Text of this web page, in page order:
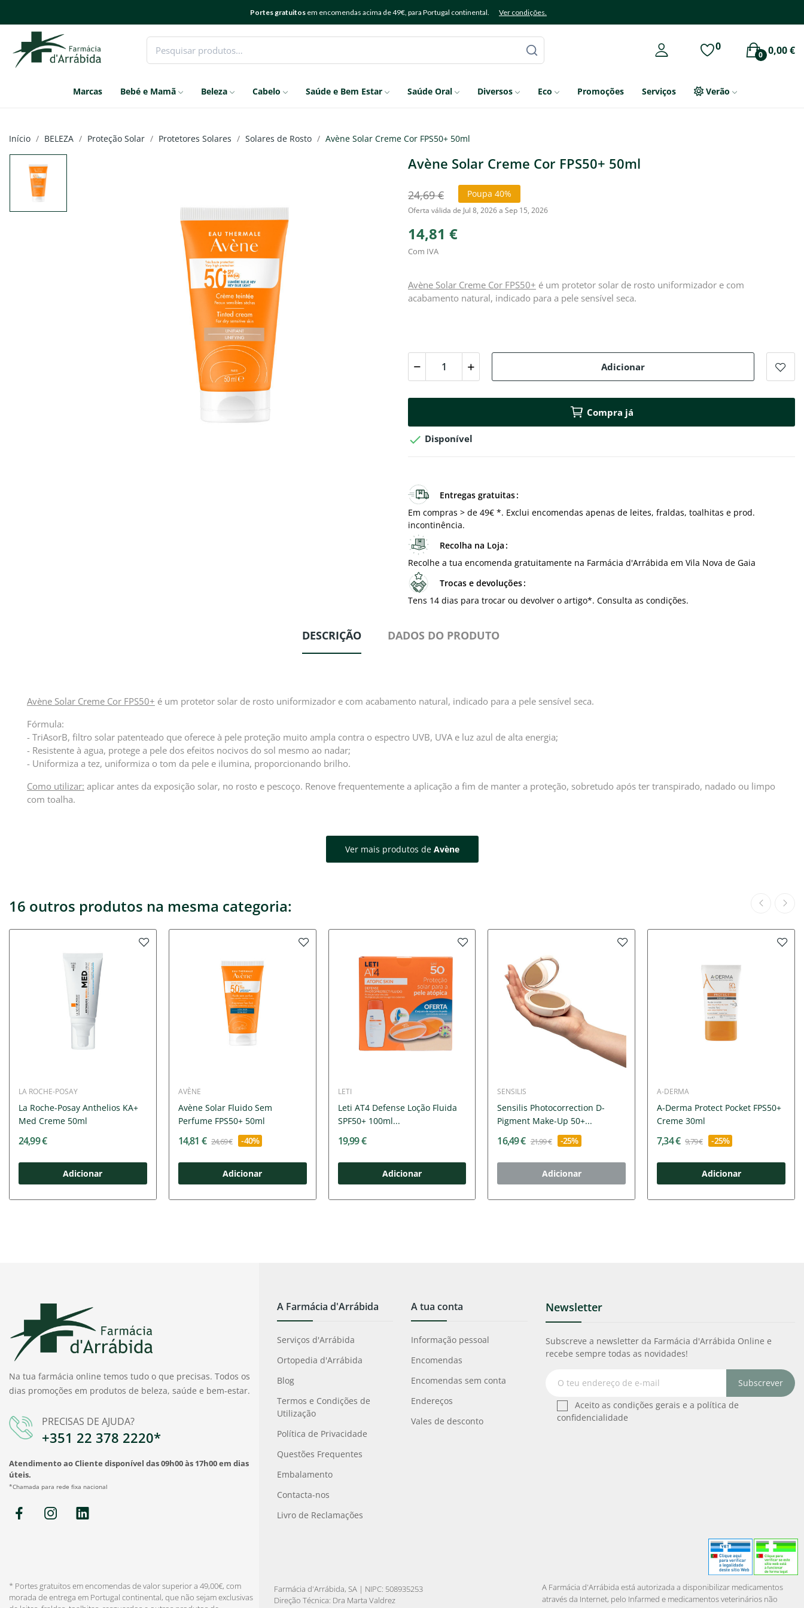
Portes gratuitos em encomendas acima de 49€, para Portugal continental. Ver condições.
0 0,00 €
0
Marcas Bebé e Mamã Beleza Cabelo Saúde e Bem Estar Saúde Oral Diversos Eco Promoções Serviços Verão
Início BELEZA Proteção Solar Protetores Solares Solares de Rosto Avène Solar Creme Cor FPS50+ 50ml
Avène Solar Creme Cor FPS50+ 50ml
24,69 € Poupa 40%
Oferta válida de Jul 8, 2026 a Sep 15, 2026
14,81 €
Com IVA
Avène Solar Creme Cor FPS50+ é um protetor solar de rosto uniformizador e com
acabamento natural, indicado para a pele sensível seca.
Adicionar
Compra já
 Disponível
Entregas gratuitas
Em compras > de 49€ *. Exclui encomendas apenas de leites, fraldas, toalhitas e prod.
incontinência.
Recolha na Loja
Recolhe a tua encomenda gratuitamente na Farmácia d'Arrábida em Vila Nova de Gaia
Trocas e devoluções
Tens 14 dias para trocar ou devolver o artigo*. Consulta as condições.
DESCRIÇÃO DADOS DO PRODUTO
Avène Solar Creme Cor FPS50+ é um protetor solar de rosto uniformizador e com acabamento natural, indicado para a pele sensível seca.
Fórmula:
- TriAsorB, filtro solar patenteado que oferece à pele proteção muito ampla contra o espectro UVB, UVA e luz azul de alta energia;
- Resistente à agua, protege a pele dos efeitos nocivos do sol mesmo ao nadar;
- Uniformiza a tez, uniformiza o tom da pele e ilumina, proporcionando brilho.
Como utilizar: aplicar antes da exposição solar, no rosto e pescoço. Renove frequentemente a aplicação a fim de manter a proteção, sobretudo após ter transpirado, nadado ou limpo
com toalha.
Ver mais produtos de Avène
16 outros produtos na mesma categoria:
LA ROCHE-POSAY
La Roche-Posay Anthelios KA+
Med Creme 50ml
24,99 €
Adicionar
AVÈNE
Avène Solar Fluido Sem
Perfume FPS50+ 50ml
14,81 € 24,69 € -40%
Adicionar
LETI
Leti AT4 Defense Loção Fluida
SPF50+ 100ml...
19,99 €
Adicionar
SENSILIS
Sensilis Photocorrection D-
Pigment Make-Up 50+...
16,49 € 21,99 € -25%
Adicionar
A-DERMA
A-Derma Protect Pocket FPS50+
Creme 30ml
7,34 € 9,79 € -25%
Adicionar
Na tua farmácia online temos tudo o que precisas. Todos os
dias promoções em produtos de beleza, saúde e bem-estar.
PRECISAS DE AJUDA?
+351 22 378 2220*
Atendimento ao Cliente disponível das 09h00 às 17h00 em dias
úteis.
*Chamada para rede fixa nacional
A Farmácia d'Arrábida
Serviços d'Arrábida
Ortopedia d'Arrábida
Blog
Termos e Condições de
Utilização
Política de Privacidade
Questões Frequentes
Embalamento
Contacta-nos
Livro de Reclamações
A tua conta
Informação pessoal
Encomendas
Encomendas sem conta
Endereços
Vales de desconto
Newsletter
Subscreve a newsletter da Farmácia d'Arrábida Online e
recebe sempre todas as novidades!
Subscrever
Aceito as condições gerais e a política de
confidencialidade
* Portes gratuitos em encomendas de valor superior a 49,00€, com
morada de entrega em Portugal continental, que não sejam exclusivas
Farmácia d'Arrábida, SA | NIPC: 508935253
Direção Técnica: Dra Marta Valdrez
A Farmácia d'Arrábida está autorizada a disponibilizar medicamentos
através da Internet, pelo Infarmed e medicamentos veterinários não